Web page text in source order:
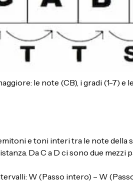
le note (CB), i gradi (1-7)
e toni interi tra le note della
Da C a D ci sono due mezzi
W (Passo intero) – W